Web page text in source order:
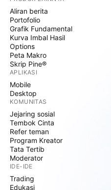
Aliran berita
Portofolio
Grafik Fundamental
Kurva Imbal Hasil
Options
Peta Makro
Skrip Pine®
APLIKASI
Mobile
Desktop
KOMUNITAS
Jejaring sosial
Tembok Cinta
Refer teman
Program Kreator
Tata Tertib
Moderator
IDE-IDE
Trading
Edukasi